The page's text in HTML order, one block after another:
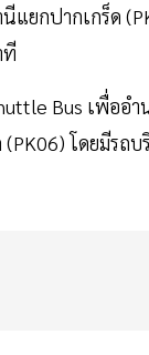
แยกปากเกร็ด
ที
Bus เพื่ออำ
โดยมีรถ